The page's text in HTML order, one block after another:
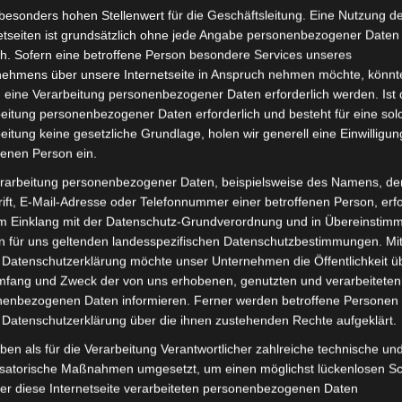
inkl. 19 % MwSt.
Lieferzeit:Versandfertig
Rezensionen (0)
VS2. Rechter schwingenabdeckung-hellrot
zum Fahrzeug findest du hier:Volta Motor
hohen Stellenwert für die Geschäftsleitung. Eine Nutzung
ist grundsätzlich ohne jede Angabe personenbezogener Daten
Sofern eine betroffene Person besondere Services unseres
über unsere Internetseite in Anspruch nehmen möchte,
eine Verarbeitung personenbezogener Daten erforderlich werden. Ist
personenbezogener Daten erforderlich und besteht für eine
keine gesetzliche Grundlage, holen wir generell eine
Person ein.
personenbezogener Daten, beispielsweise des Namens,
E-Mail-Adresse oder Telefonnummer einer betroffenen Person,
Einklang mit der Datenschutz-Grundverordnung und in
für uns geltenden landesspezifischen Datenschutzbestimmungen.
möchte unser Unternehmen die Öffentlichkeit
und Zweck der von uns erhobenen, genutzten und verarbeiteten
Daten informieren. Ferner werden betroffene Personen
über die ihnen zustehenden Rechte aufgeklärt.
als für die Verarbeitung Verantwortlicher zahlreiche technische und
Maßnahmen umgesetzt, um einen möglichst lückenlosen
diese Internetseite verarbeiteten personenbezogenen Daten